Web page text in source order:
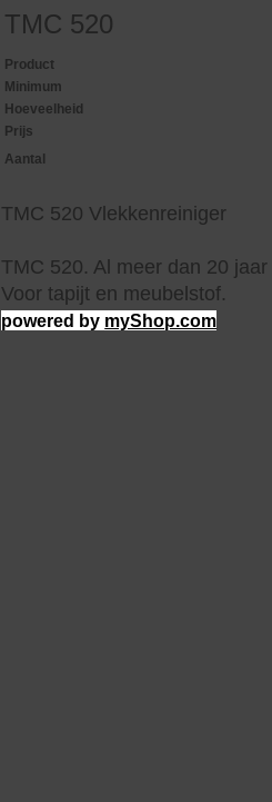
TMC 520
Product
Minimum
Hoeveelheid
Prijs
Aantal
TMC 520 Vlekkenreiniger
TMC 520. Al meer dan 20
Voor tapijt en meubelstof.
powered by myShop.com